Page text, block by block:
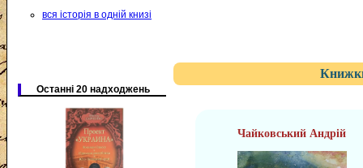
вся історія в одній книзі
Останні 20 надходжень
Чайковський Андрій